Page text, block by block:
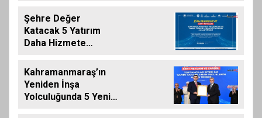
Çalışmalar
Tamamlanıyor”
Şehre Değer
Katacak 5 Yatırım
Daha Hizmete
Kahramanmaraş’ın
Yeniden İnşa
Yolculuğunda 5 Yeni